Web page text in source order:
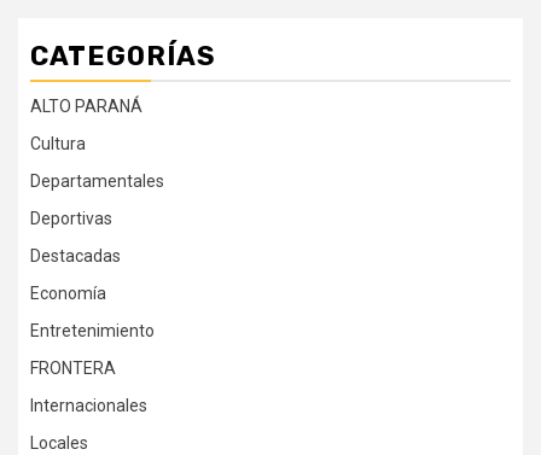
CATEGORÍAS
ALTO PARANÁ
Cultura
Departamentales
Deportivas
Destacadas
Economía
Entretenimiento
FRONTERA
Internacionales
Locales